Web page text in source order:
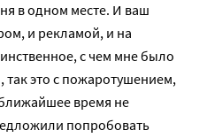
в одном месте. И ваш
и рекламой, и на
с чем мне было
так это с пожаротушением,
время не
попробовать